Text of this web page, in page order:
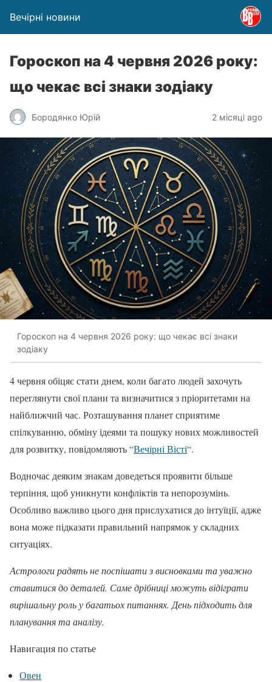
Вечірні новини
Гороскоп на 4 червня 2026 року:
що чекає всі знаки зодіаку
Бородянко Юрій 2 місяці ago
Гороскоп на 4 червня 2026 року: що чекає всі знаки
зодіаку
4 червня обіцяє стати днем, коли багато людей захочуть
переглянути свої плани та визначитися з пріоритетами на
найближчий час. Розташування планет сприятиме
спілкуванню, обміну ідеями та пошуку нових можливостей
для розвитку, повідомляють “Вечірні Вісті“.
Водночас деяким знакам доведеться проявити більше
терпіння, щоб уникнути конфліктів та непорозумінь.
Особливо важливо цього дня прислухатися до інтуїції, адже
вона може підказати правильний напрямок у складних
ситуаціях.
Астрологи радять не поспішати з висновками та уважно
ставитися до деталей. Саме дрібниці можуть відіграти
вирішальну роль у багатьох питаннях. День підходить для
планування та аналізу.
Навигация по статье
Овен